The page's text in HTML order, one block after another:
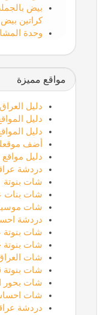
بيض
كراتين بيض
وحدة
مواقع مميزة
دليل
دليل
دليل
أضف
دليل مواقع
دردشة
شات بنوتة
شات
شات
دردشة
شات
شات
شات
شات بنوتة
شات بحور
شات
دردشة